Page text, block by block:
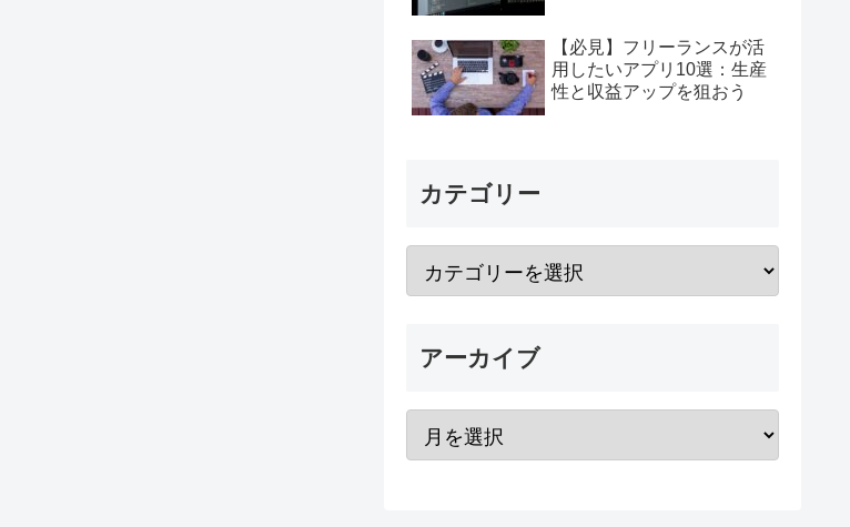
【必見】フリーランスが活
用したいアプリ10選：生産
性と収益アップを狙おう
カテゴリー
アーカイブ